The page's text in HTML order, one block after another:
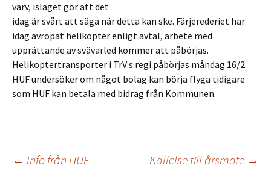
varv, isläget gör att det
idag är svårt att säga när detta kan ske. Färjerederiet har
idag avropat helikopter enligt avtal, arbete med
upprättande av svävarled kommer att påbörjas.
Helikoptertransporter i TrV:s regi påbörjas måndag 16/2.
HUF undersöker om något bolag kan börja flyga tidigare
som HUF kan betala med bidrag från Kommunen.
Inläggsnavigering
← Info från HUF Kallelse till årsmöte →